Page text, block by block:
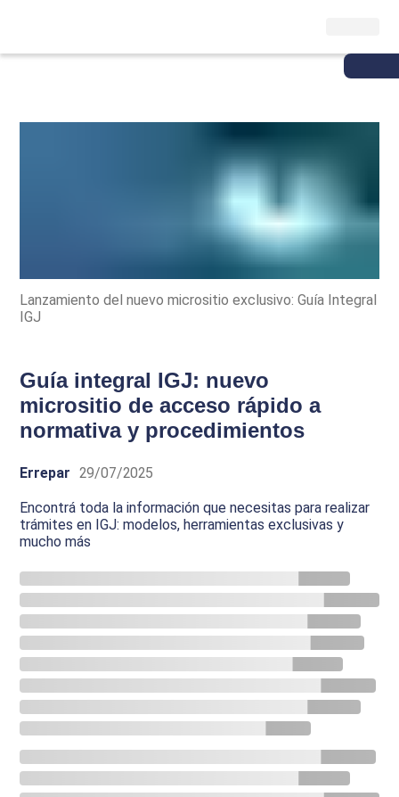
Lanzamiento del nuevo micrositio exclusivo: Guía Integral
IGJ
Guía integral IGJ: nuevo
micrositio de acceso rápido a
normativa y procedimientos
Errepar 29/07/2025
Encontrá toda la información que necesitas para realizar
trámites en IGJ: modelos, herramientas exclusivas y
mucho más